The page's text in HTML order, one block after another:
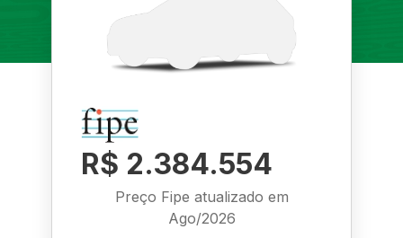
R$ 2.384.554
Preço Fipe atualizado em
Ago/2026